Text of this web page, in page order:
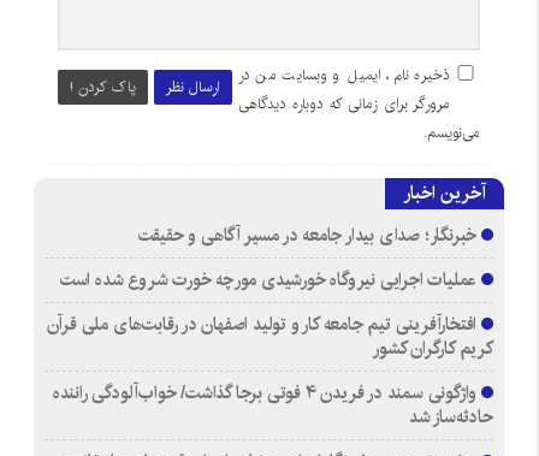
ارسال نظر پاک کردن !
ذخیره نام، ایمیل و وبسایت من در
مرورگر برای زمانی که دوباره دیدگاهی
می‌نویسم.
آخرین اخبار
خبرنگار؛ صدای بیدار جامعه در مسیر آگاهی و حقیقت
عملیات اجرایی نیروگاه خورشیدی مورچه خورت شروع شده است
افتخارآفرینی تیم جامعه کار و تولید اصفهان در رقابت‌های ملی قرآن
کریم کارگران کشور
واژگونی سمند در فریدن ۴ فوتی برجا گذاشت/ خواب‌آلودگی راننده
حادثه‌ساز شد